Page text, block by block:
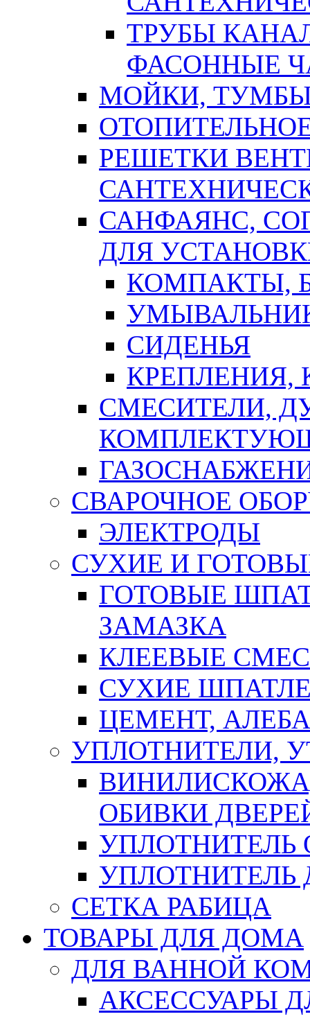
ТРУБЫ
ФАСОННЫЕ
МОЙКИ,
РЕШЕТКИ
САНФАЯНС,
ДЛЯ
КОМПАКТЫ,
СИДЕНЬЯ
СМЕСИТЕЛИ,
СВАРОЧНОЕ
ЭЛЕКТРОДЫ
СУХИЕ И
ГОТОВЫЕ
ЗАМАЗКА
КЛЕЕВЫЕ
СУХИЕ
ЦЕМЕНТ,
УПЛОТНИТЕЛИ,
ОБИВКИ
УПЛОТНИТЕЛЬ
СЕТКА РАБИЦА
ТОВАРЫ ДЛЯ ДОМА
ДЛЯ ВАННОЙ
АКСЕССУАРЫ